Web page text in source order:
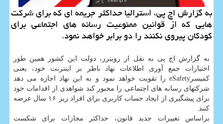
به گزارش اچ پی، استرالیا حداکثر جریمه ای که برای شرکت
هایی که از قوانین ممنوعیت رسانه های اجتماعی برای
کودکان پیروی نکنند را دو برابر خواهد نمود.
به گزارش اچ پی به نقل از رویترز، دولت این کشور همین طور
اختیارات جمع آوری اطلاعات نهاد ناظر بر اینترنت خود، یعنی
کمیسرeSafety را تقویت خواهد نمود و به این نهاد اجازه می دهد
شرکتهای رسانه های اجتماعی را مجبور کند شواهدی از اقدامات خود
برای پیشگیری از ایجاد حساب کاربری برای افراد زیر ۱۶ سال عرضه
کنند.
براساس تغییرات جدید قانون، حداکثر مجازات برای شکست